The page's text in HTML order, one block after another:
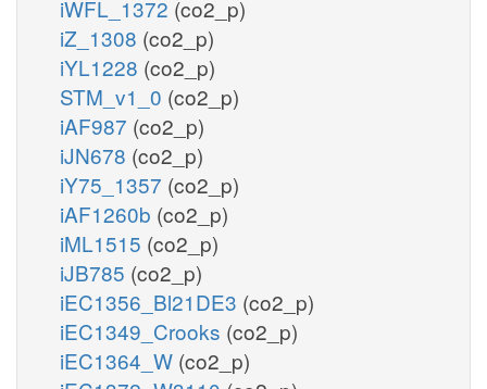
iWFL_1372 (co2_p)
iZ_1308 (co2_p)
iYL1228 (co2_p)
STM_v1_0 (co2_p)
iAF987 (co2_p)
iJN678 (co2_p)
iY75_1357 (co2_p)
iAF1260b (co2_p)
iML1515 (co2_p)
iJB785 (co2_p)
iEC1356_Bl21DE3 (co2_p)
iEC1349_Crooks (co2_p)
iEC1364_W (co2_p)